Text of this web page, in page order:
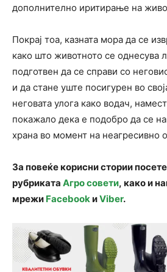
дополнително иритирање на
Покрај тоа, казната мора да се
како што животното се однесува
подготвен да се справи со
и да стане уште посигурен во
неговата улога како водач,
покажало дека е подобро да се
храна во момент на неагресивно
За повеќе корисни стории
рубриката Агро совети, како и
мрежи FacebookиViber.